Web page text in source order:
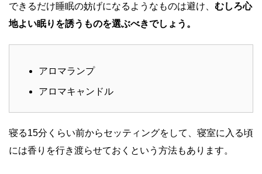
できるだけ睡眠の妨げになるようなものは避け、 むしろ心
地よい眠りを誘うものを選ぶべきでしょう。
アロマランプ
アロマキャンドル
寝る15分くらい前からセッティングをして、寝室に入る頃
には香りを行き渡らせておくという方法もあります。